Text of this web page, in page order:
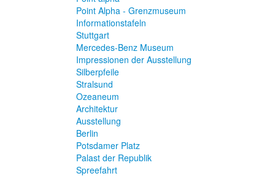
Point Alpha - Grenzmuseum
Informationstafeln
Stuttgart
Mercedes-Benz Museum
Impressionen der Ausstellung
Silberpfeile
Stralsund
Ozeaneum
Architektur
Ausstellung
Berlin
Potsdamer Platz
Palast der Republik
Spreefahrt